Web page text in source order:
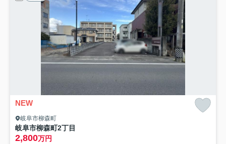
NEW
岐阜市柳森町
岐阜市柳森町2丁目
2,800万円